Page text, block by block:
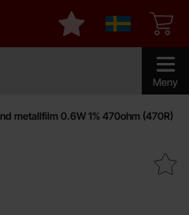
Meny
Sverige
Mina favoriter
metallfilm 0.6W 1% 470ohm (470R)
motstånd metallfilm 0.6W